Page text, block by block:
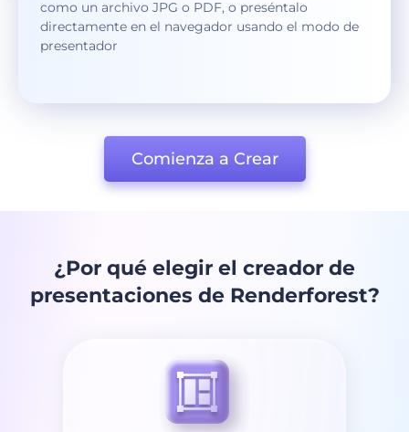
como un archivo JPG o PDF, o preséntalo
directamente en el navegador usando el modo de
presentador
Comienza a Crear
¿Por qué elegir el creador de
presentaciones de Renderforest?